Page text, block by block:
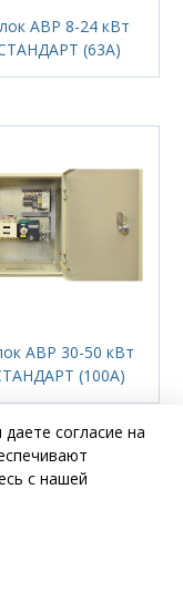
АВР 8-24 кВт
(63А)
АВР 30-50 кВт
(100А)
согласие на
с нашей